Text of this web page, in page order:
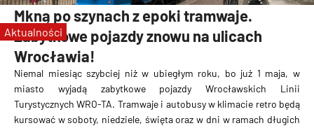
zabytkowe tramwaje
KSTM
zabytkowe autobusy
WRO-TA
Mkną po szynach z epoki tramwaje.
Zabytkowe pojazdy znowu na ulicach
Wrocławia!
Niemal miesiąc szybciej niż w ubiegłym roku, bo już 1 maja, w
miasto wyjadą zabytkowe pojazdy Wrocławskich Linii
Turystycznych WRO-TA. Tramwaje i autobusy w klimacie retro będą
kursować w soboty, niedziele, święta oraz w dni w ramach długich
Aktualności